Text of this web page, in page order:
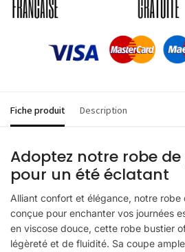
Fiche produit Description
Adoptez notre robe
pour un été éclatant
Alliant confort et élégance, notre robe
conçue pour enchanter vos journées
en viscose douce, cette robe bustier
légèreté et de fluidité. Sa coupe